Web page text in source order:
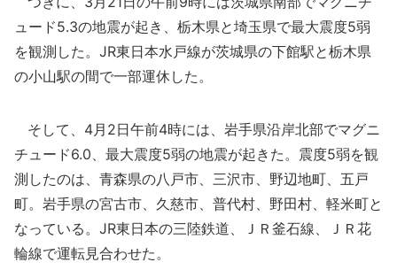
ュード5.3の地震が起き、栃木県と埼玉県で最大震度5弱
を観測した。JR東日本水戸線が茨城県の下館駅と栃木県
の小山駅の間で一部運休した。
そして、4月2日午前4時には、岩手県沿岸北部でマグニ
チュード6.0、最大震度5弱の地震が起きた。震度5弱を観
測したのは、青森県の八戸市、三沢市、野辺地町、五戸
町。岩手県の宮古市、久慈市、普代村、野田村、軽米町と
なっている。JR東日本の三陸鉄道、ＪＲ釜石線、ＪＲ花
輪線で運転見合わせた。